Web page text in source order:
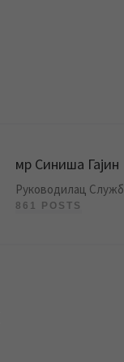
мр Синиша Гајин
Руководилац
861 POSTS